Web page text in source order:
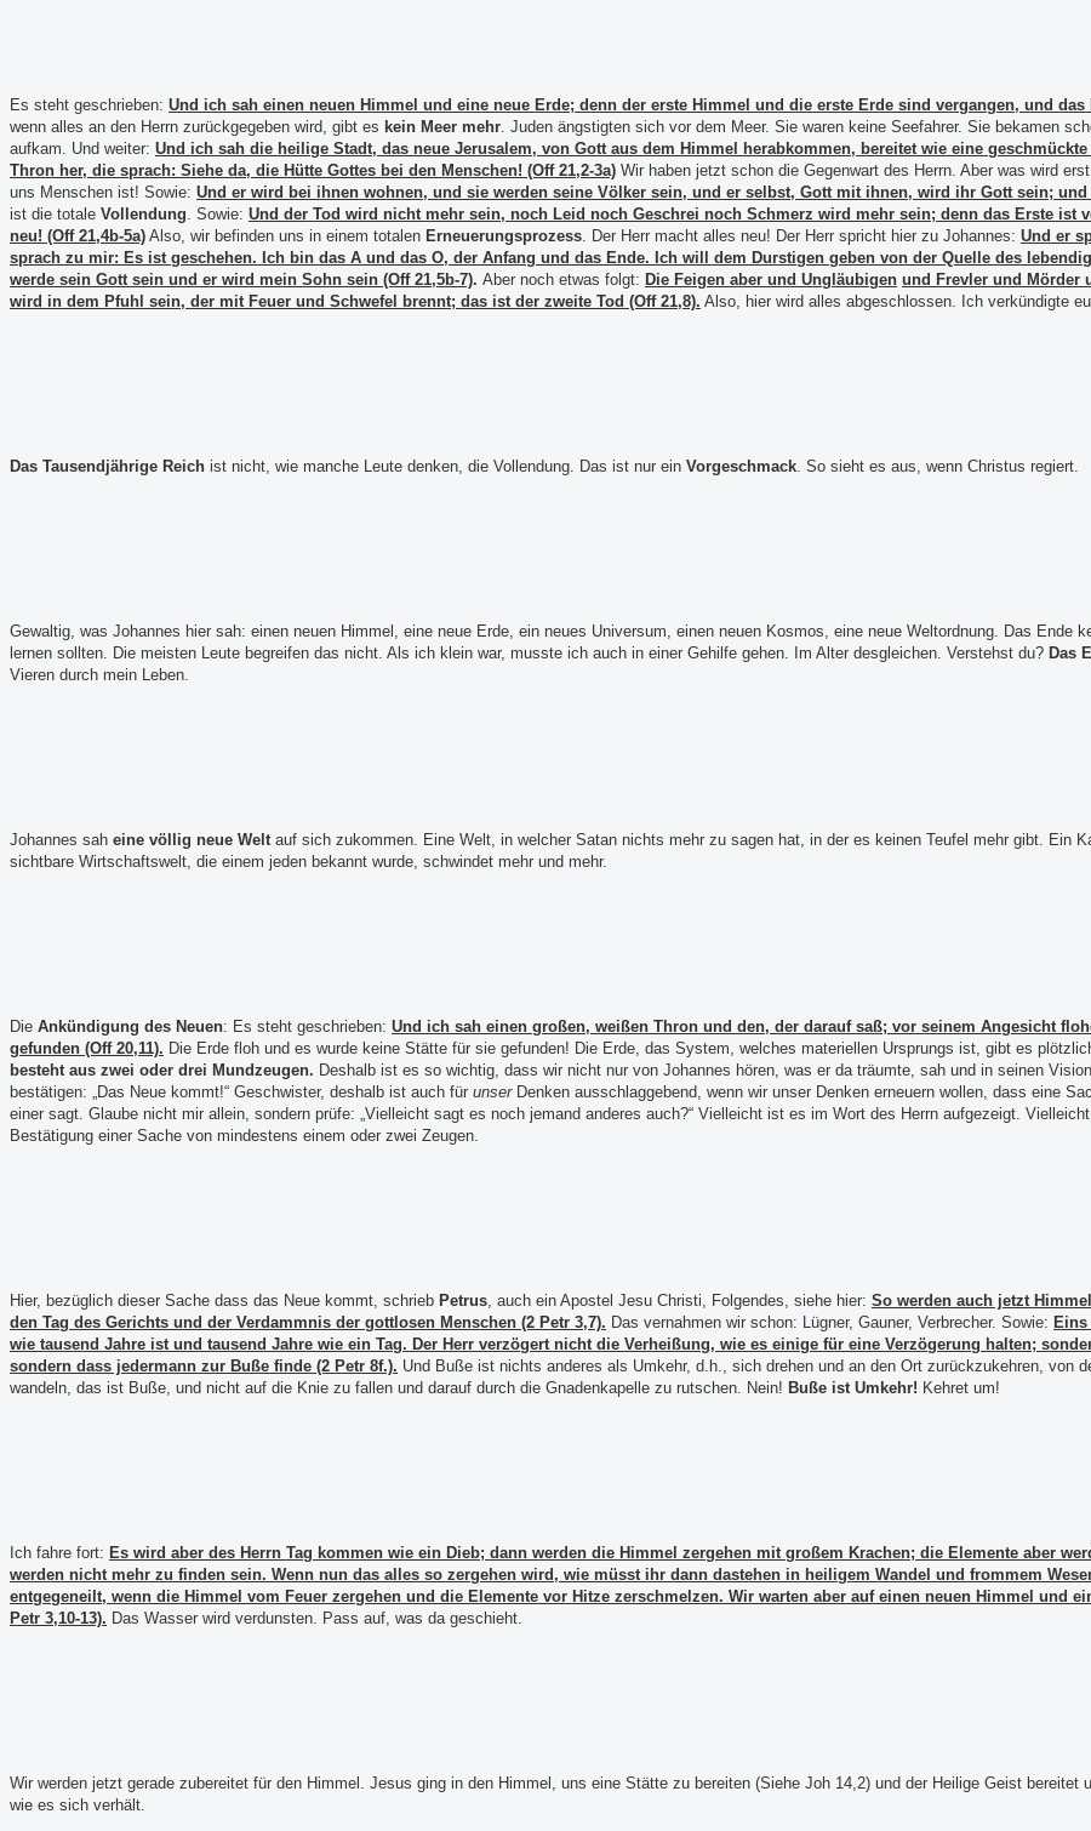
Es steht geschrieben: Und ich sah einen neuen Himmel und eine neue Erde; denn der erste Himmel und die erste Erde sind vergangen, und das
wenn alles an den Herrn zurückgegeben wird, gibt es kein Meer mehr. Juden ängstigten sich vor dem Meer. Sie waren keine Seefahrer. Sie bekamen
aufkam. ­ Und weiter: Und ich sah die heilige Stadt, das neue Jerusalem, von Gott aus dem Himmel herabkommen, bereitet wie eine
Thron her, die sprach: Siehe da, die Hütte Gottes bei den Menschen! (Off 21,2-3a) Wir haben jetzt schon die Gegenwart des Herrn. Aber was wird
uns Menschen ist! Sowie: Und er wird bei ihnen wohnen, und sie werden seine Völker sein, und er selbst, Gott mit ihnen, wird ihr Gott sein;
ist die totale Vollendung. Sowie: Und der Tod wird nicht mehr sein, noch Leid noch Geschrei noch Schmerz wird mehr sein; denn das Erste ist
neu! (Off 21,4b-5a) Also, wir befinden uns in einem totalen Erneuerungsprozess. Der Herr macht alles neu! Der Herr spricht hier zu Johannes: Und er
sprach zu mir: Es ist geschehen. Ich bin das A und das O, der Anfang und das Ende. Ich will dem Durstigen geben von der Quelle des
werde sein Gott sein und er wird mein Sohn sein (Off 21,5b-7). Aber noch etwas folgt: Die Feigen aber und Ungläubigen und Frevler und Mörder
wird in dem Pfuhl sein, der mit Feuer und Schwefel brennt; das ist der zweite Tod (Off 21,8). Also, hier wird alles abgeschlossen. Ich verkündigte
Das Tausendjährige Reich ist nicht, wie manche Leute denken, die Vollendung. Das ist nur ein Vorgeschmack. So sieht es aus, wenn Christus regiert.
Gewaltig, was Johannes hier sah: einen neuen Himmel, eine neue Erde, ein neues Universum, einen neuen Kosmos, eine neue Weltordnung. Das Ende
lernen sollten. Die meisten Leute begreifen das nicht. Als ich klein war, musste ich auch in einer Gehilfe gehen. Im Alter desgleichen. Verstehst du? Das
Vieren durch mein Leben.
Johannes sah eine völlig neue Weltauf sich zukommen. Eine Welt, in welcher Satan nichts mehr zu sagen hat, in der es keinen Teufel mehr gibt. Ein
sichtbare Wirtschaftswelt, die einem jeden bekannt wurde, schwindet mehr und mehr.
Die Ankündigung des Neuen: Es steht geschrieben: Und ich sah einen großen, weißen Thron und den, der darauf saß; vor seinem Angesicht
gefunden (Off 20,11). Die Erde floh und es wurde keine Stätte für sie gefunden! Die Erde, das System, welches materiellen Ursprungs ist, gibt es
besteht aus zwei oder drei Mundzeugen. Deshalb ist es so wichtig, dass wir nicht nur von Johannes hören, was er da träumte, sah und in seinen
bestätigen: „Das Neue kommt!“ Geschwister, deshalb ist auch für unserDenken ausschlaggebend, wenn wir unser Denken erneuern wollen, dass eine
einer sagt. Glaube nicht mir allein, sondern prüfe: „Vielleicht sagt es noch jemand anderes auch?“ Vielleicht ist es im Wort des Herrn aufgezeigt.
Bestätigung einer Sache von mindestens einem oder zwei Zeugen.
Hier, bezüglich dieser Sache dass das Neue kommt, schrieb Petrus, auch ein Apostel Jesu Christi, Folgendes, siehe hier: So werden auch jetzt
den Tag des Gerichts und der Verdammnis der gottlosen Menschen (2 Petr 3,7). Das vernahmen wir schon: Lügner, Gauner, Verbrecher. Sowie:
wie tausend Jahre ist und tausend Jahre wie ein Tag. Der Herr verzögert nicht die Verheißung, wie es einige für eine Verzögerung halten;
sondern dass jedermann zur Buße finde (2 Petr 8f.). Und Buße ist nichts anderes als Umkehr, d.h., sich drehen und an den Ort zurückzukehren, von
wandeln, das ist Buße, und nicht auf die Knie zu fallen und darauf durch die Gnadenkapelle zu rutschen. Nein! Buße ist Umkehr! Kehret um!
Ich fahre fort: Es wird aber des Herrn Tag kommen wie ein Dieb; dann werden die Himmel zergehen mit großem Krachen; die Elemente aber
werden nicht mehr zu finden sein. Wenn nun das alles so zergehen wird, wie müsst ihr dann dastehen in heiligem Wandel und frommem
entgegeneilt, wenn die Himmel vom Feuer zergehen und die Elemente vor Hitze zerschmelzen. Wir warten aber auf einen neuen Himmel und
Petr 3,10-13). Das Wasser wird verdunsten. Pass auf, was da geschieht.
Wir werden jetzt gerade zubereitet für den Himmel. Jesus ging in den Himmel, uns eine Stätte zu bereiten (Siehe Joh 14,2) und der Heilige Geist bereitet
wie es sich verhält.